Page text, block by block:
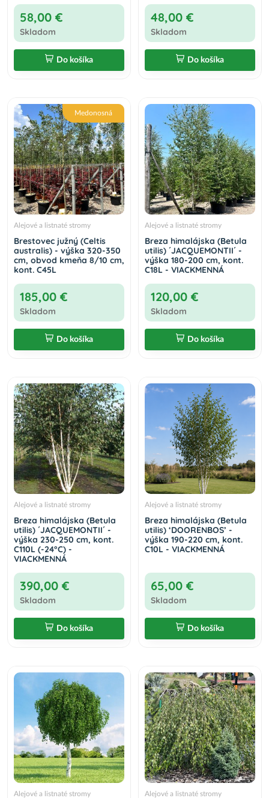
58,00 €
Skladom
Do košíka
48,00 €
Skladom
Do košíka
Medonosná
Alejové a listnaté stromy
Brestovec južný (Celtis
australis) - výška 320-350
cm, obvod kmeňa 8/10 cm,
kont. C45L
185,00 €
Skladom
Do košíka
Alejové a listnaté stromy
Breza himalájska (Betula
utilis) ´JACQUEMONTII´ -
výška 180-200 cm, kont.
C18L - VIACKMENNÁ
120,00 €
Skladom
Do košíka
Alejové a listnaté stromy
Breza himalájska (Betula
utilis) ´JACQUEMONTII´ -
výška 230-250 cm, kont.
C110L (-24°C) -
VIACKMENNÁ
390,00 €
Skladom
Do košíka
Alejové a listnaté stromy
Breza himalájska (Betula
utilis) ‘DOORENBOS’ -
výška 190-220 cm, kont.
C10L - VIACKMENNÁ
65,00 €
Skladom
Do košíka
Alejové a listnaté stromy Alejové a listnaté stromy